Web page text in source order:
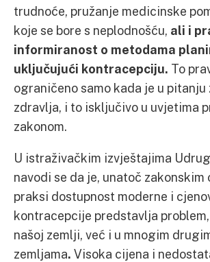
trudnoće, pružanje medicinske
koje se bore s neplodnošću, ali i
informiranost o metodama
uključujući kontracepciju. To
ograničeno samo kada je u
zdravlja, i to isključivo u uvjetima
zakonom.
U istraživačkim izvještajima
navodi se da je, unatoč zakonskim
praksi dostupnost moderne i
kontracepcije predstavlja problem,
našoj zemlji, već i u mnogim
zemljama. Visoka cijena i